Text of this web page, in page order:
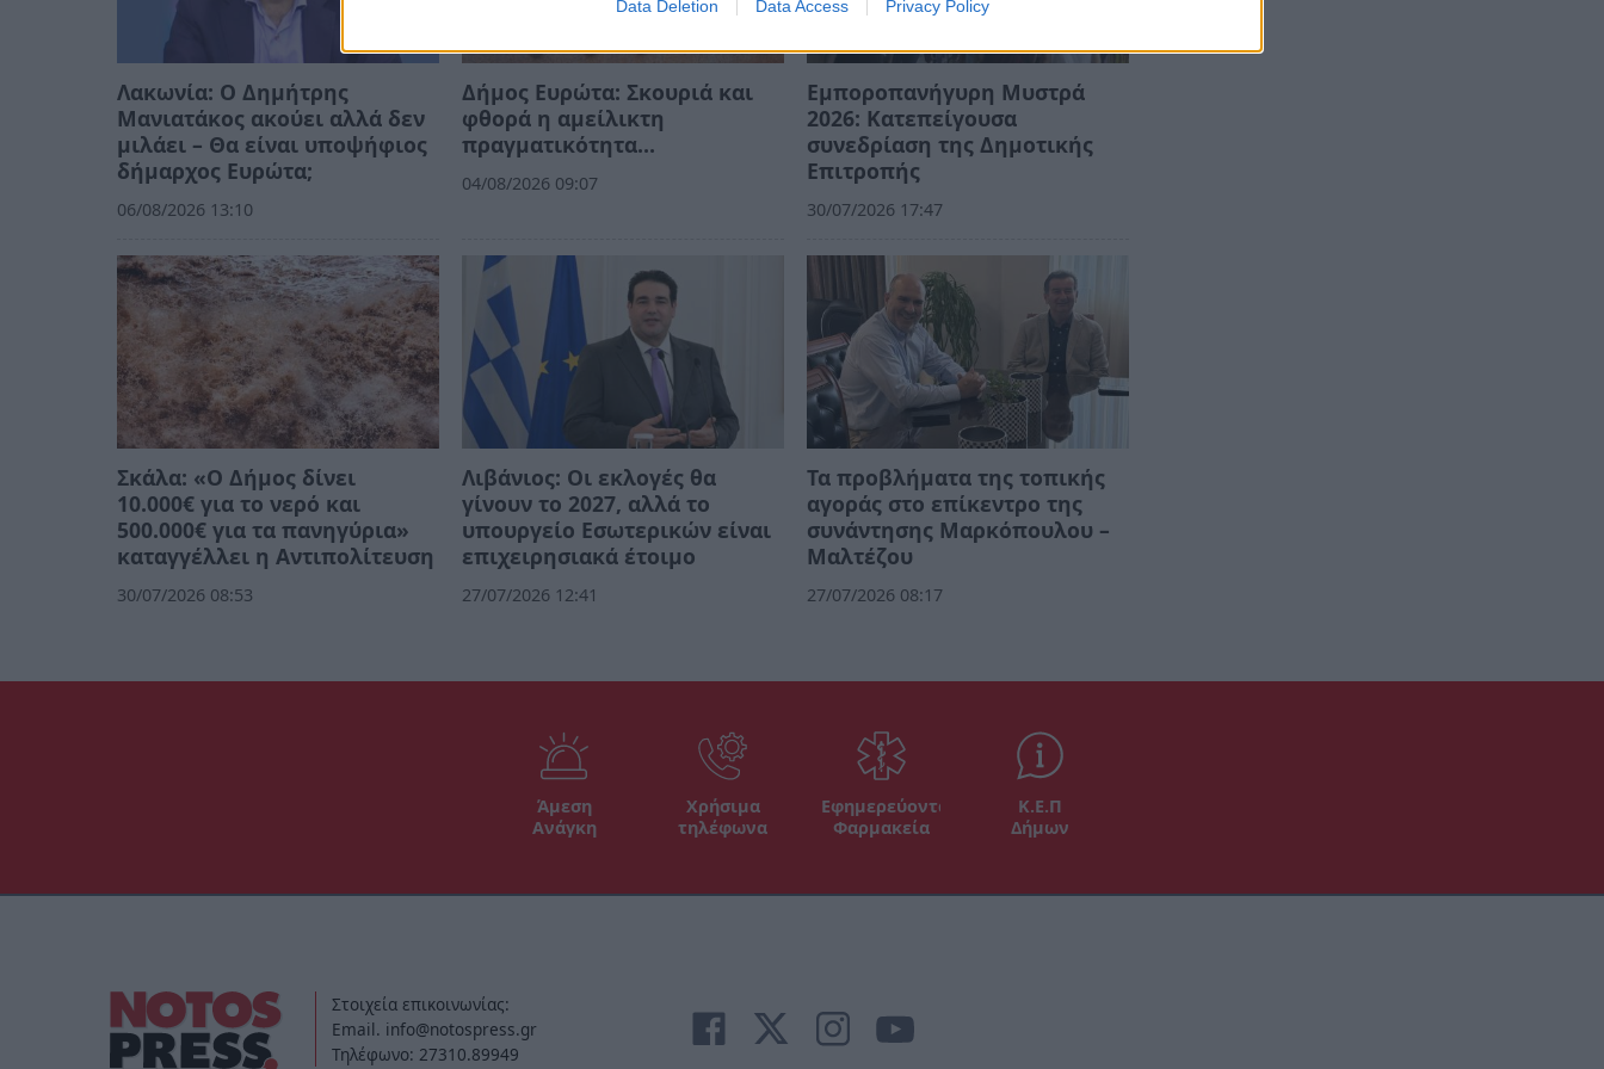
Data Deletion Data Access Privacy Policy
Λακωνία: Ο Δημήτρης
Μανιατάκος ακούει αλλά δεν
μιλάει – Θα είναι υποψήφιος
δήμαρχος Ευρώτα;
06/08/2026 13:10
Δήμος Ευρώτα: Σκουριά και
φθορά η αμείλικτη
πραγματικότητα…
04/08/2026 09:07
Εμποροπανήγυρη Μυστρά
2026: Κατεπείγουσα
συνεδρίαση της Δημοτικής
Επιτροπής
30/07/2026 17:47
Σκάλα: «Ο Δήμος δίνει
10.000€ για το νερό και
500.000€ για τα πανηγύρια»
καταγγέλλει η Αντιπολίτευση
30/07/2026 08:53
Λιβάνιος: Οι εκλογές θα
γίνουν το 2027, αλλά το
υπουργείο Εσωτερικών είναι
επιχειρησιακά έτοιμο
27/07/2026 12:41
Τα προβλήματα της τοπικής
αγοράς στο επίκεντρο της
συνάντησης Μαρκόπουλου –
Μαλτέζου
27/07/2026 08:17
Άμεση
Ανάγκη
Χρήσιμα
τηλέφωνα
Εφημερεύοντα
Φαρμακεία
Κ.Ε.Π
Δήμων
Στοιχεία επικοινωνίας:
Email. info@notospress.gr
Τηλέφωνο: 27310.89949